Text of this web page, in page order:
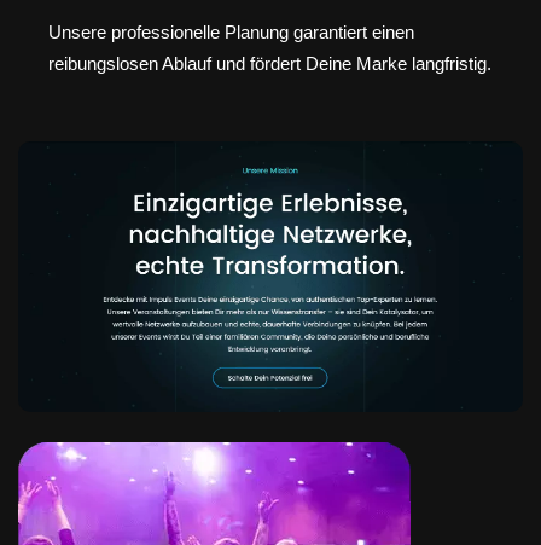
Unsere professionelle Planung garantiert einen
reibungslosen Ablauf und fördert Deine Marke langfristig.